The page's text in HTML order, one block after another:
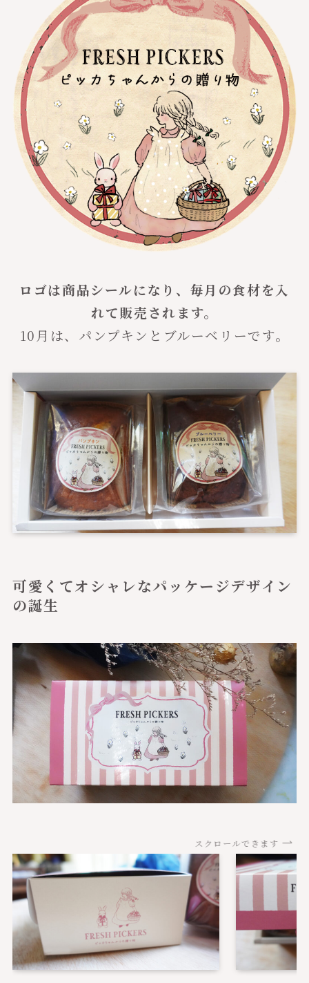
ロゴは商品シールになり、毎月の食材を入
れて販売されます。
10月は、パンプキンとブルーベリーです。
可愛くてオシャレなパッケージデザイン
の誕生
スクロールできます